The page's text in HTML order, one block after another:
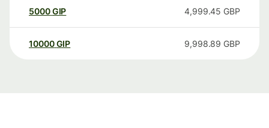
5000GIP 4,999.45 GBP
10000 GIP 9,998.89 GBP